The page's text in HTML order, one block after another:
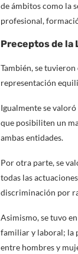
de ámbitos como la
profesional,
Preceptos de la
También, se
representación
Igualmente se
que posibiliten un
ambas entidades.
Por otra parte, se
todas las
discriminación por
Asimismo, se tuvo
familiar y laboral; la
entre hombres y